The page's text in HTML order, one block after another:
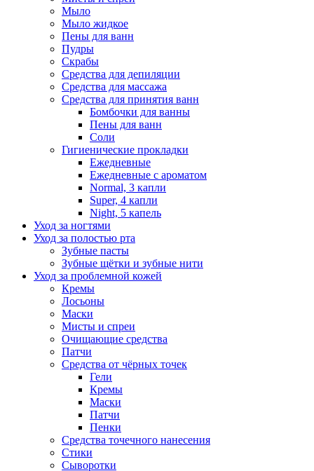
Мыло
Мыло жидкое
Пены для ванн
Пудры
Скрабы
Средства для депиляции
Средства для массажа
Средства для принятия ванн
Бомбочки для ванны
Пены для ванн
Соли
Гигиенические прокладки
Ежедневные
Ежедневные с ароматом
Normal, 3 капли
Super, 4 капли
Night, 5 капель
Уход за ногтями
Уход за полостью рта
Зубные пасты
Зубные щётки и зубные нити
Уход за проблемной кожей
Кремы
Лосьоны
Маски
Мисты и спреи
Очищающие средства
Патчи
Средства от чёрных точек
Гели
Кремы
Маски
Патчи
Пенки
Средства точечного нанесения
Стики
Сыворотки